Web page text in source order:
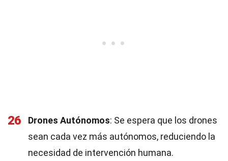
26 Drones Autónomos: Se espera que los drones
sean cada vez más autónomos, reduciendo la
necesidad de intervención humana.